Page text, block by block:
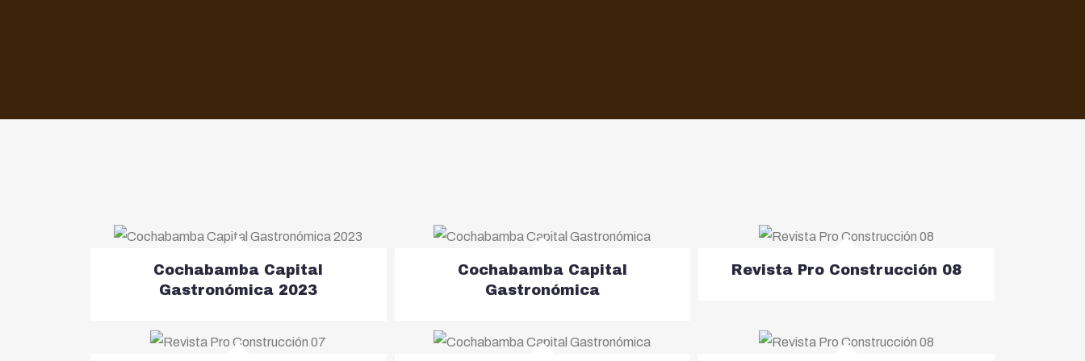
Cochabamba Capital
Gastronómica 2023
Cochabamba Capital
Gastronómica
Revista Pro Construcción 08